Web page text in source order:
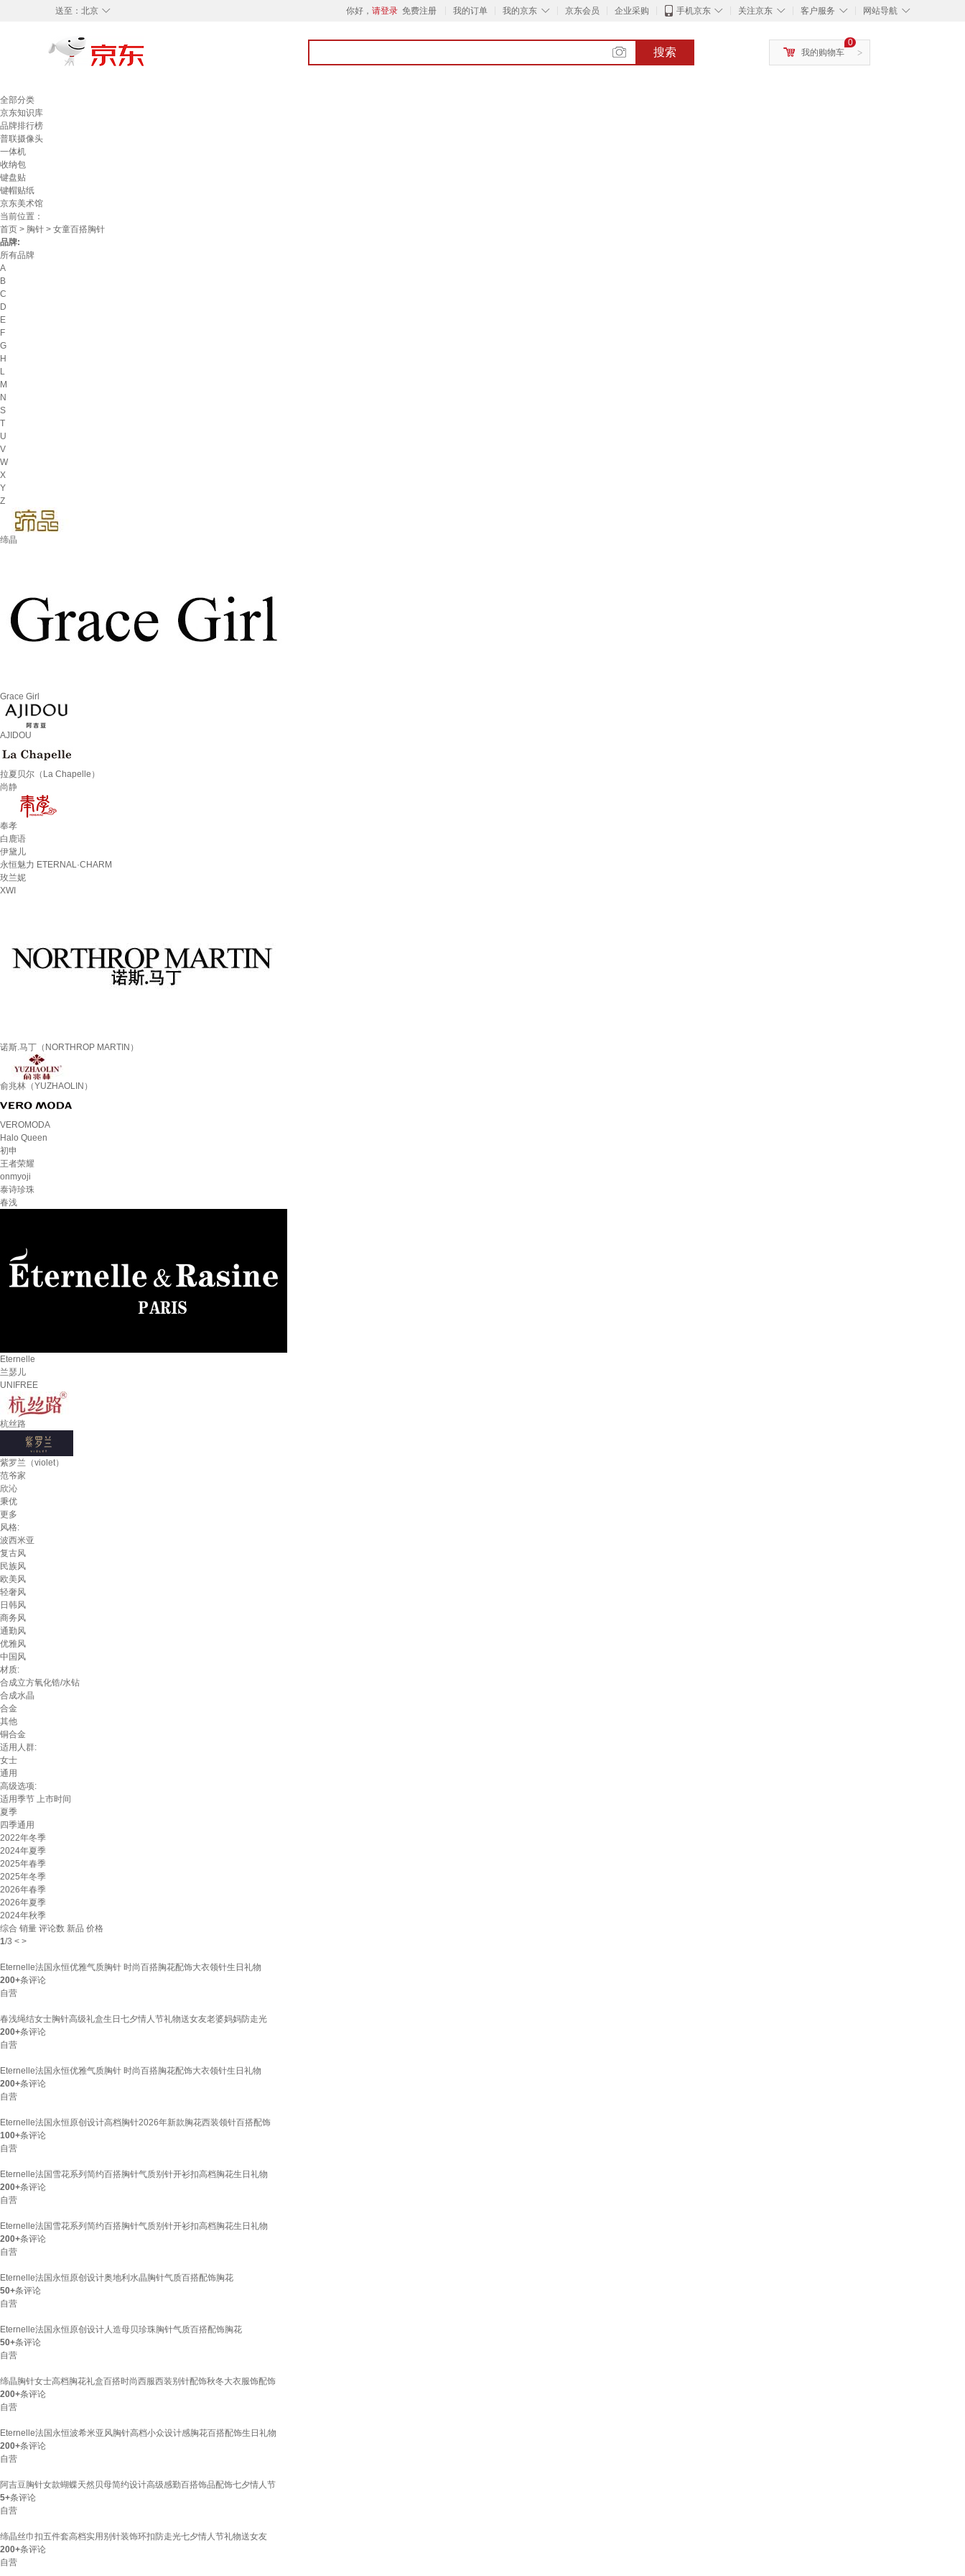
◇
送至： 北京 你好， 请登录 免费注册 我的订单 ◇
我的京东 京东会员 企业采购 ◇
手机京东 ◇
关注京东 ◇
客户服务 ◇
网站导航
搜索 >
0
我的购物车
全部分类
京东知识库
品牌排行榜
普联摄像头
一体机
收纳包
键盘贴
键帽贴纸
京东美术馆
当前位置：
首页 > 胸针 > 女童百搭胸针
品牌:
所有品牌
A
B
C
D
E
F
G
H
L
M
N
S
T
U
V
W
X
Y
Z
缔晶
Grace Girl
AJIDOU
拉夏贝尔（La Chapelle）
尚静
奉孝
白鹿语
伊黛儿
永恒魅力 ETERNAL·CHARM
玫兰妮
XWI
诺斯.马丁（NORTHROP MARTIN）
俞兆林（YUZHAOLIN）
VEROMODA
Halo Queen
初申
王者荣耀
onmyoji
泰诗珍珠
春浅
Eternelle
兰瑟儿
UNIFREE
杭丝路
紫罗兰（violet）
范爷家
欣沁
秉优
更多
风格:
波西米亚
复古风
民族风
欧美风
轻奢风
日韩风
商务风
通勤风
优雅风
中国风
材质:
合成立方氧化锆/水钻
合成水晶
合金
其他
铜合金
适用人群:
女士
通用
高级选项:
适用季节 上市时间
夏季
四季通用
2022年冬季
2024年夏季
2025年春季
2025年冬季
2026年春季
2026年夏季
2024年秋季
综合 销量 评论数 新品 价格
1/3 < >
Eternelle法国永恒优雅气质胸针 时尚百搭胸花配饰大衣领针生日礼物
200+条评论
自营
春浅绳结女士胸针高级礼盒生日七夕情人节礼物送女友老婆妈妈防走光
200+条评论
自营
Eternelle法国永恒优雅气质胸针 时尚百搭胸花配饰大衣领针生日礼物
200+条评论
自营
Eternelle法国永恒原创设计高档胸针2026年新款胸花西装领针百搭配饰
100+条评论
自营
Eternelle法国雪花系列简约百搭胸针气质别针开衫扣高档胸花生日礼物
200+条评论
自营
Eternelle法国雪花系列简约百搭胸针气质别针开衫扣高档胸花生日礼物
200+条评论
自营
Eternelle法国永恒原创设计奥地利水晶胸针气质百搭配饰胸花
50+条评论
自营
Eternelle法国永恒原创设计人造母贝珍珠胸针气质百搭配饰胸花
50+条评论
自营
缔晶胸针女士高档胸花礼盒百搭时尚西服西装别针配饰秋冬大衣服饰配饰
200+条评论
自营
Eternelle法国永恒波希米亚风胸针高档小众设计感胸花百搭配饰生日礼物
200+条评论
自营
阿吉豆胸针女款蝴蝶天然贝母简约设计高级感勤百搭饰品配饰七夕情人节
5+条评论
自营
缔晶丝巾扣五件套高档实用别针装饰环扣防走光七夕情人节礼物送女友
200+条评论
自营